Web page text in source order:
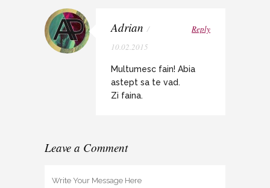
Adrian /
10.02.2015
Reply
Multumesc fain! Abia
astept sa te vad.
Zi faina.
Leave a Comment